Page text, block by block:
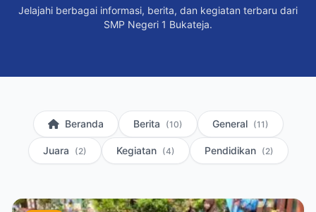
Jelajahi berbagai informasi, berita, dan kegiatan terbaru dari
SMP Negeri 1 Bukateja.
Beranda Berita (10) General (11)
Juara (2) Kegiatan (4) Pendidikan (2)